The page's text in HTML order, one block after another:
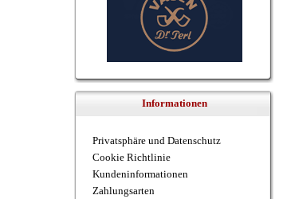
Informationen
Privatsphäre und Datenschutz
Cookie Richtlinie
Kundeninformationen
Zahlungsarten